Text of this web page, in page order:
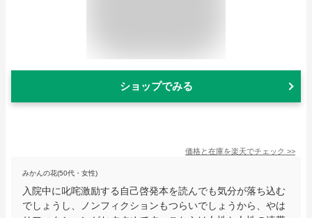
ショップでみる
価格と在庫を楽天でチェック >>
みかんの花(50代・女性)
入院中に叱咤激励する自己啓発本を読んでも気分が落ち込む
でしょうし、ノンフィクションもつらいでしょうから、やは